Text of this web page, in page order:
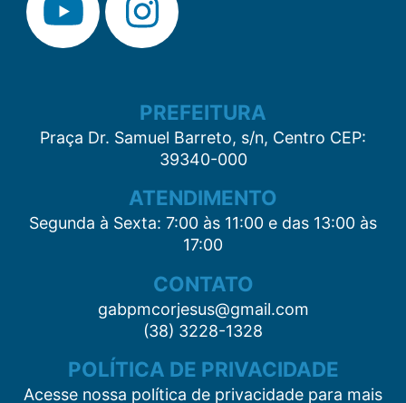
PREFEITURA
Praça Dr. Samuel Barreto, s/n, Centro CEP:
39340-000
ATENDIMENTO
Segunda à Sexta: 7:00 às 11:00 e das 13:00 às
17:00
CONTATO
gabpmcorjesus@gmail.com
(38) 3228-1328
POLÍTICA DE PRIVACIDADE
Acesse nossa política de privacidade para mais